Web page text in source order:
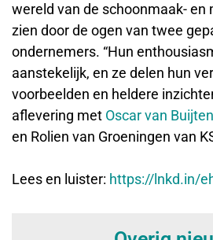
wereld van de schoonmaak-
zien door de ogen van twee
ondernemers. “Hun
aanstekelijk, en ze delen hun
voorbeelden en heldere
aflevering met Oscar van
en Rolien van Groeningen van
Lees en luister: https://lnkd.in/